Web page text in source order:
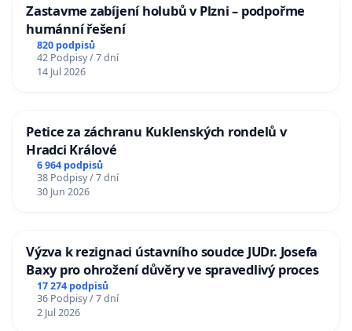
Zastavme zabíjení holubů v Plzni – podpořme
humánní řešení
820 podpisů
42 Podpisy / 7 dní
14 Jul 2026
Petice za záchranu Kuklenských rondelů v
Hradci Králové
6 964 podpisů
38 Podpisy / 7 dní
30 Jun 2026
Výzva k rezignaci ústavního soudce JUDr. Josefa
Baxy pro ohrožení důvěry ve spravedlivý proces
17 274 podpisů
36 Podpisy / 7 dní
2 Jul 2026